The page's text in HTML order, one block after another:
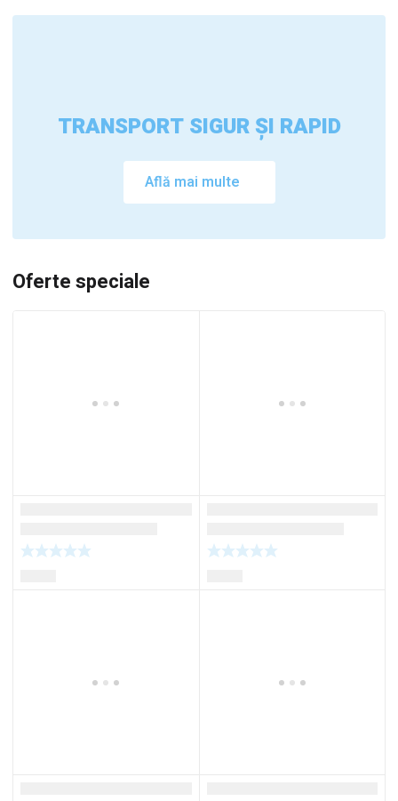
TRANSPORT SIGUR ȘI RAPID
Află mai multe
Oferte speciale